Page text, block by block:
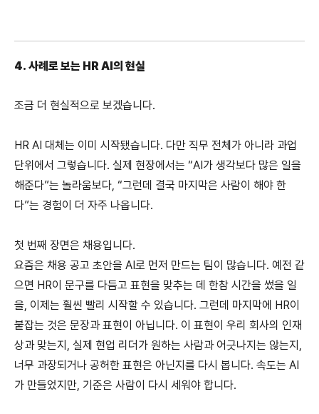
4. 사례로 보는 HR AI의 현실
조금 더 현실적으로 보겠습니다.
HR AI 대체는 이미 시작됐습니다. 다만 직무 전체가 아니라 과업
단위에서 그렇습니다. 실제 현장에서는 “AI가 생각보다 많은 일을
해준다”는 놀라움보다, “그런데 결국 마지막은 사람이 해야 한
다”는 경험이 더 자주 나옵니다.
첫 번째 장면은 채용입니다.
요즘은 채용 공고 초안을 AI로 먼저 만드는 팀이 많습니다. 예전 같
으면 HR이 문구를 다듬고 표현을 맞추는 데 한참 시간을 썼을 일
을, 이제는 훨씬 빨리 시작할 수 있습니다. 그런데 마지막에 HR이
붙잡는 것은 문장과 표현이 아닙니다. 이 표현이 우리 회사의 인재
상과 맞는지, 실제 현업 리더가 원하는 사람과 어긋나지는 않는지,
너무 과장되거나 공허한 표현은 아닌지를 다시 봅니다. 속도는 AI
가 만들었지만, 기준은 사람이 다시 세워야 합니다.